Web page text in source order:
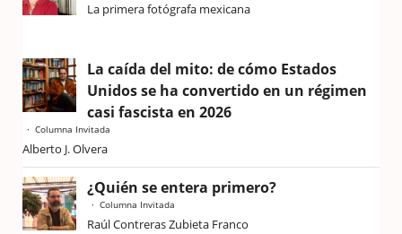
La primera fotógrafa mexicana
La caída del mito: de cómo Estados
Unidos se ha convertido en un régimen
casi fascista en 2026
Columna Invitada
Alberto J. Olvera
¿Quién se entera primero?
Columna Invitada
Raúl Contreras Zubieta Franco